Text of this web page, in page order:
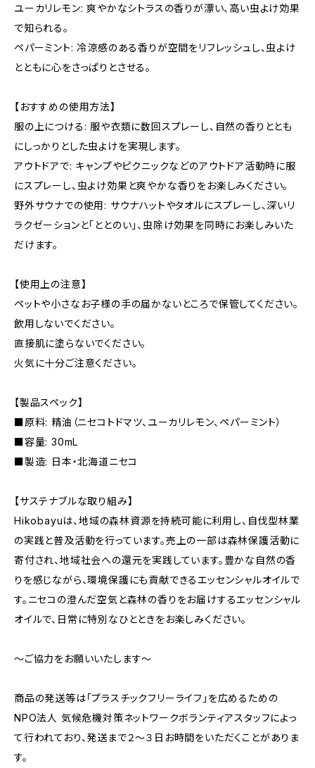
ユーカリレモン: 爽やかなシトラスの香りが漂い、高い虫よけ効果
で知られる。
ペパーミント: 冷涼感のある香りが空間をリフレッシュし、虫よけ
とともに心をさっぱりとさせる。
【おすすめの使用方法】
服の上につける: 服や衣類に数回スプレーし、自然の香りととも
にしっかりとした虫よけを実現します。
アウトドアで: キャンプやピクニックなどのアウトドア活動時に服
にスプレーし、虫よけ効果と爽やかな香りをお楽しみください。
野外サウナでの使用: サウナハットやタオルにスプレーし、深いリ
ラクゼーションと「ととのい」、虫除け効果を同時にお楽しみいた
だけます。
【使用上の注意】
ペットや小さなお子様の手の届かないところで保管してください。
飲用しないでください。
直接肌に塗らないでください。
火気に十分ご注意ください。
【製品スペック】
■原料: 精油（ニセコトドマツ、ユーカリレモン、ペパーミント）
■容量: 30mL
■製造: 日本・北海道ニセコ
【サステナブルな取り組み】
Hikobayuは、地域の森林資源を持続可能に利用し、自伐型林業
の実践と普及活動を行っています。売上の一部は森林保護活動に
寄付され、地域社会への還元を実践しています。豊かな自然の香
りを感じながら、環境保護にも貢献できるエッセンシャルオイルで
す。ニセコの澄んだ空気と森林の香りをお届けするエッセンシャル
オイルで、日常に特別なひとときをお楽しみください。
～ご協力をお願いいたします～
商品の発送等は「プラスチックフリーライフ」を広めるための
NPO法人 気候危機対策ネットワークボランティアスタッフによっ
て行われており、発送まで２～３日お時間をいただくことがありま
す。